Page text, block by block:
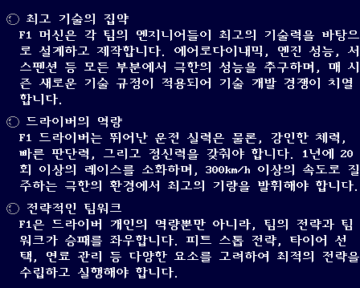
최고 기술의 집약
F1 머신은 각 팀의 엔지니어들이 최고의 기술력을 바탕으
로 설계하고 제작합니다. 에어로다이내믹, 엔진 성능, 서
스펜션 등 모든 부분에서 극한의 성능을 추구하며, 매 시
즌 새로운 기술 규정이 적용되어 기술 개발 경쟁이 치열
합니다.
드라이버의 역량
F1 드라이버는 뛰어난 운전 실력은 물론, 강인한 체력,
빠른 판단력, 그리고 정신력을 갖춰야 합니다. 1년에 20
회 이상의 레이스를 소화하며, 300km/h 이상의 속도로 질
주하는 극한의 환경에서 최고의 기량을 발휘해야 합니다.
전략적인 팀워크
F1은 드라이버 개인의 역량뿐만 아니라, 팀의 전략과 팀
워크가 승패를 좌우합니다. 피트 스톱 전략, 타이어 선
택, 연료 관리 등 다양한 요소를 고려하여 최적의 전략을
수립하고 실행해야 합니다.